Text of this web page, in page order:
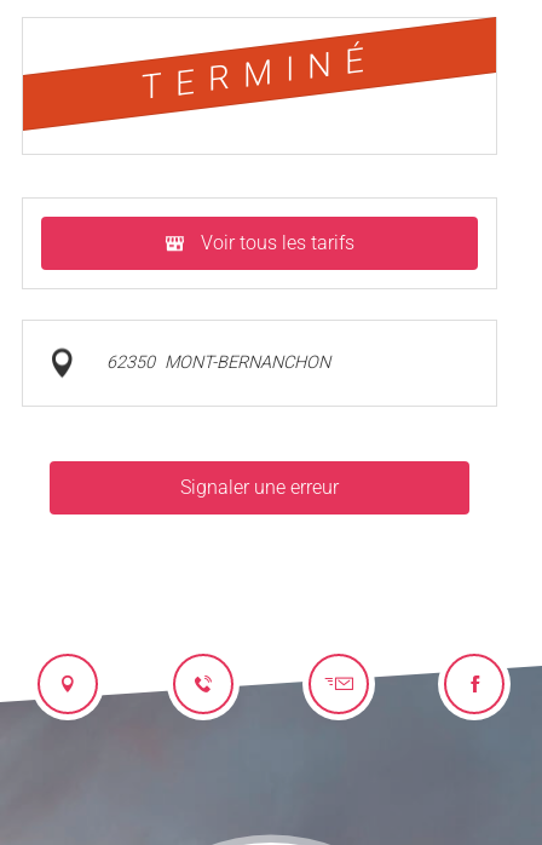
TERMINÉ
Voir tous les tarifs
62350 MONT-BERNANCHON
Signaler une erreur